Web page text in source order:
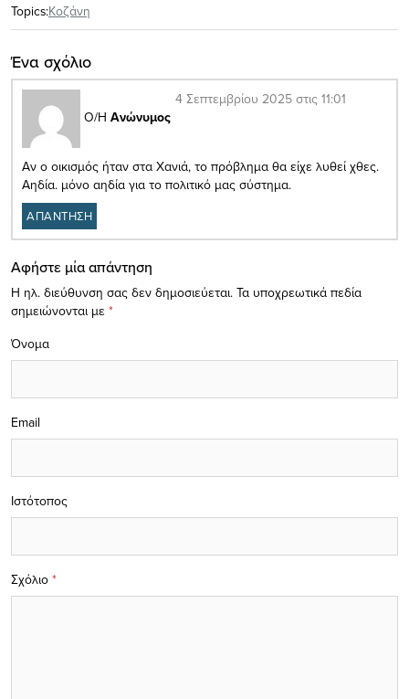
Topics:Κοζάνη
Ένα σχόλιο
Ο/Η Ανώνυμος
4 Σεπτεμβρίου 2025 στις 11:01
Αν ο οικισμός ήταν στα Χανιά, το πρόβλημα θα είχε λυθεί χθες.
Αηδία. μόνο αηδία για το πολιτικό μας σύστημα.
ΑΠΑΝΤΗΣΗ
Αφήστε μία απάντηση
Η ηλ. διεύθυνση σας δεν δημοσιεύεται. Τα υποχρεωτικά πεδία
σημειώνονται με *
Σχόλιο *
Όνομα
Email
Ιστότοπος